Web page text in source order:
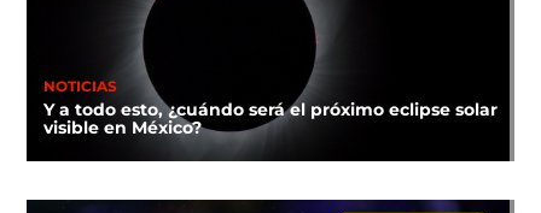
NOTICIAS
Y a todo esto, ¿cuándo será el próximo eclipse solar
visible en México?